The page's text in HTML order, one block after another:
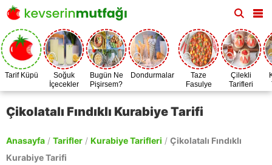
Tarif Küpü
Soğuk
İçecekler
Bugün Ne
Pişirsem?
Dondurmalar
Taze
Fasulye
Zamanı
Çilekli
Tarifleri
Çikolatalı Fındıklı Kurabiye Tarifi
Anasayfa / Tarifler / Kurabiye Tarifleri / Çikolatalı Fındıklı
Kurabiye Tarifi